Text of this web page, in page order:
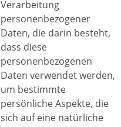
Verarbeitung
personenbezogener
Daten, die darin besteht,
dass diese
personenbezogenen
Daten verwendet werden,
um bestimmte
persönliche Aspekte, die
sich auf eine natürliche